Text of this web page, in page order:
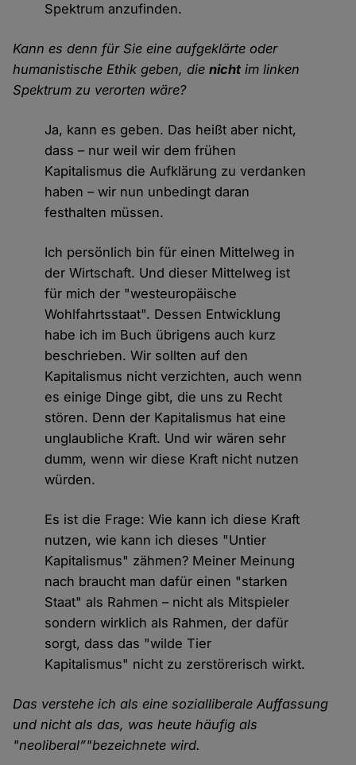
Spektrum anzufinden.
Kann es denn für Sie eine aufgeklärte oder
humanistische Ethik geben, dienicht im linken
Spektrum zu verorten wäre?
Ja, kann es geben. Das heißt aber nicht,
dass – nur weil wir dem frühen
Kapitalismus die Aufklärung zu verdanken
haben – wir nun unbedingt daran
festhalten müssen.
Ich persönlich bin für einen Mittelweg in
der Wirtschaft. Und dieser Mittelweg ist
für mich der "westeuropäische
Wohlfahrtsstaat". Dessen Entwicklung
habe ich im Buch übrigens auch kurz
beschrieben. Wir sollten auf den
Kapitalismus nicht verzichten, auch wenn
es einige Dinge gibt, die uns zu Recht
stören. Denn der Kapitalismus hat eine
unglaubliche Kraft. Und wir wären sehr
dumm, wenn wir diese Kraft nicht nutzen
würden.
Es ist die Frage: Wie kann ich diese Kraft
nutzen, wie kann ich dieses "Untier
Kapitalismus" zähmen? Meiner Meinung
nach braucht man dafür einen "starken
Staat" als Rahmen – nicht als Mitspieler
sondern wirklich als Rahmen, der dafür
sorgt, dass das "wilde Tier
Kapitalismus" nicht zu zerstörerisch wirkt.
Das verstehe ich als eine sozialliberale Auffassung
und nicht als das, was heute häufig als
"neoliberal”"bezeichnete wird.